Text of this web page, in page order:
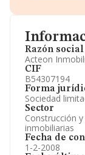
Razón social
Acteon
CIF
B54307194
Forma
Sociedad
Sector
Construcción
inmobiliarias
Fecha de
1-2-2008